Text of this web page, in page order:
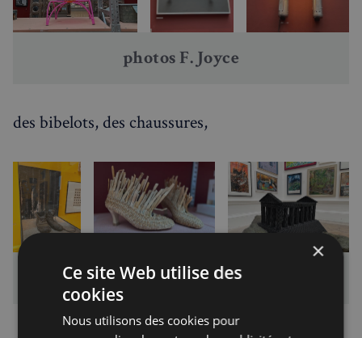
photos F. Joyce
des bibelots, des chaussures,
photos F. Joyce
×
Ce site Web utilise des
cookies
Nous utilisons des cookies pour